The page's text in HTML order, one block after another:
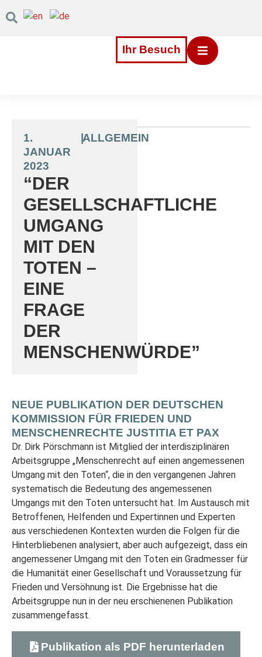
Inhalt Direkt
zum
Ihr Besuch
1.
JANUAR
2023
|ALLGEMEIN
“DER
GESELLSCHAFTLICHE
UMGANG
MIT DEN
TOTEN –
EINE
FRAGE
DER
MENSCHENWÜRDE”
NEUE PUBLIKATION DER DEUTSCHEN
KOMMISSION FÜR FRIEDEN UND
MENSCHENRECHTE JUSTITIA ET PAX
Dr. Dirk Pörschmann ist Mitglied der interdisziplinären
Arbeitsgruppe „Menschenrecht auf einen angemessenen
Umgang mit den Toten“, die in den vergangenen Jahren
systematisch die Bedeutung des angemessenen
Umgangs mit den Toten untersucht hat. Im Austausch mit
Betroffenen, Helfenden und Expertinnen und Experten
aus verschiedenen Kontexten wurden die Folgen für die
Hinterbliebenen analysiert, aber auch aufgezeigt, dass ein
angemessener Umgang mit den Toten ein Gradmesser für
die Humanität einer Gesellschaft und Voraussetzung für
Frieden und Versöhnung ist. Die Ergebnisse hat die
Arbeitsgruppe nun in der neu erschienenen Publikation
zusammengefasst.
Publikation als PDF herunterladen